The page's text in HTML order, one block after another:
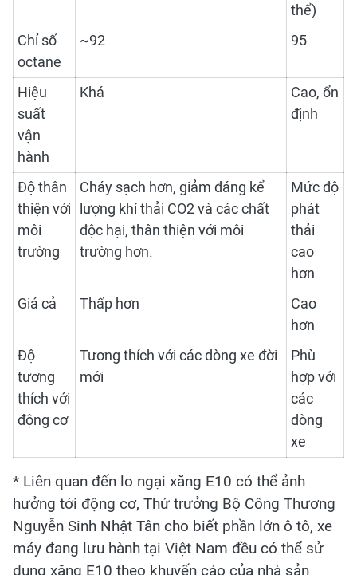
thể)
Chỉ số
octane
~92 95
Hiệu
suất
vận
hành
Khá
Cao, ổn
định
Độ thân
thiện với
môi
trường
Cháy sạch hơn, giảm đáng kể
lượng khí thải CO2 và các chất
độc hại, thân thiện với môi
trường hơn.
Mức độ
phát
thải
cao
hơn
Giá cả
Thấp hơn
Cao
hơn
Độ
tương
thích với
động cơ
Tương thích với các dòng xe đời
mới
Phù
hợp với
các
dòng
xe
* Liên quan đến lo ngại xăng E10 có thể ảnh
hưởng tới động cơ, Thứ trưởng Bộ Công Thương
Nguyễn Sinh Nhật Tân cho biết phần lớn ô tô, xe
máy đang lưu hành tại Việt Nam đều có thể sử
dụng xăng E10 theo khuyến cáo của nhà sản